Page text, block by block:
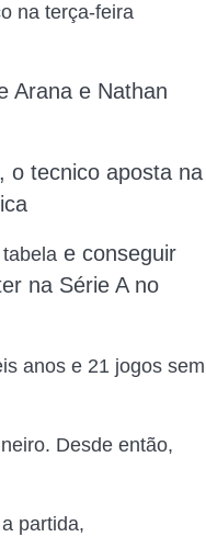
na terça-feira
Arana e Nathan
o tecnico aposta na
e conseguir
na Série A no
anos e 21 jogos sem
Desde então,
partida,